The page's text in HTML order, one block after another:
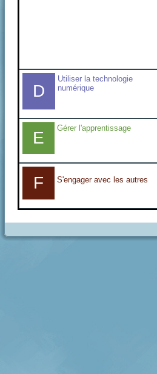
D
Utiliser la technologie
numérique
E
Gérer l'apprentissage
F S'engager avec les autres